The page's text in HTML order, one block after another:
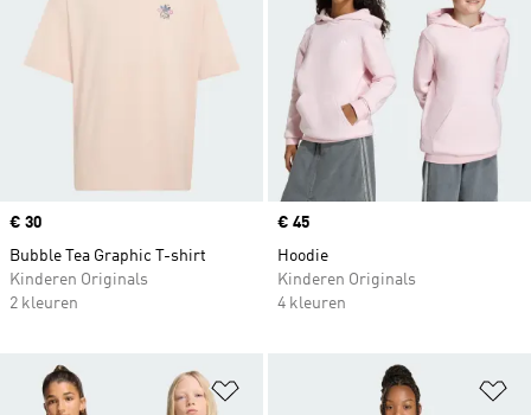
Price
€ 30
Bubble Tea Graphic T-shirt
Kinderen Originals
2 kleuren
Price
€ 45
Hoodie
Kinderen Originals
4 kleuren
Op verlanglijst zetten